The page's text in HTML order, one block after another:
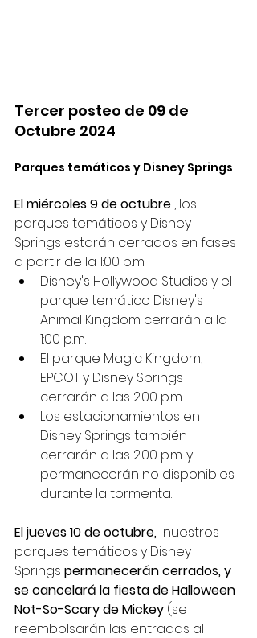
Tercer posteo de 09 de
Octubre 2024
Parques temáticos y Disney Springs
El miércoles 9 de octubre , los
parques temáticos y Disney
Springs estarán cerrados en fases
a partir de la 1:00 p.m.
Disney's Hollywood Studios y el
parque temático Disney's
Animal Kingdom cerrarán a la
1:00 p.m.
El parque Magic Kingdom,
EPCOT y Disney Springs
cerrarán a las 2:00 p.m.
Los estacionamientos en
Disney Springs también
cerrarán a las 2:00 p.m. y
permanecerán no disponibles
durante la tormenta.
El jueves 10 de octubre, nuestros
parques temáticos y Disney
Springs permanecerán cerrados, y
se cancelará la fiesta de Halloween
Not-So-Scary de Mickey (se
reembolsarán las entradas al